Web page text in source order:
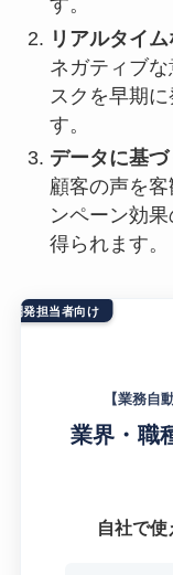
す。
リアルタイ
ネガティブ
スクを早期
す。
データに基
顧客の声を
ンペーン効
得られます。
開発担当者向け
【業務自
業界・職
自社で